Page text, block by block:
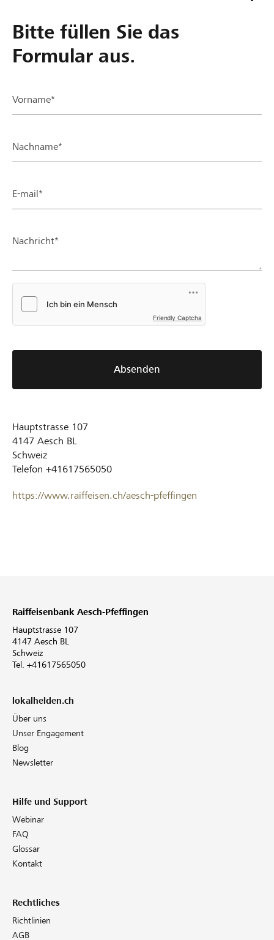
Bitte füllen Sie das
Formular aus.
Vorname*
Nachname*
E-mail*
Nachricht*
Friendly Captcha
Absenden
Hauptstrasse 107
4147 Aesch BL
Schweiz
Telefon +41617565050
https://www.raiffeisen.ch/aesch-pfeffingen
Raiffeisenbank Aesch-Pfeffingen
Hauptstrasse 107
4147 Aesch BL
Schweiz
Tel. +41617565050
lokalhelden.ch
Über uns
Unser Engagement
Blog
Newsletter
Hilfe und Support
Webinar
FAQ
Glossar
Kontakt
Rechtliches
Richtlinien
AGB